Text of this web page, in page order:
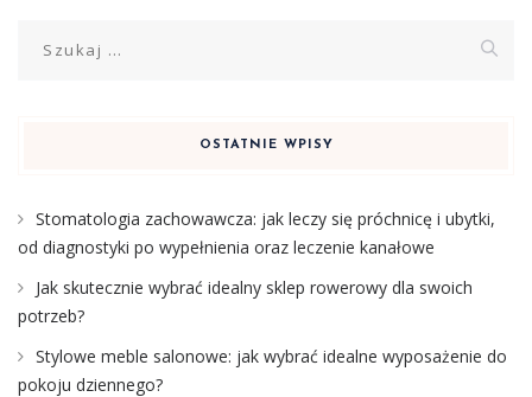
OSTATNIE WPISY
Stomatologia zachowawcza: jak leczy się próchnicę i ubytki,
od diagnostyki po wypełnienia oraz leczenie kanałowe
Jak skutecznie wybrać idealny sklep rowerowy dla swoich
potrzeb?
Stylowe meble salonowe: jak wybrać idealne wyposażenie do
pokoju dziennego?